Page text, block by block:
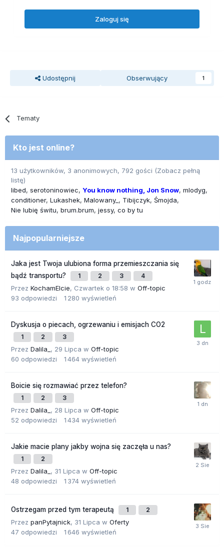
Zaloguj się
Udostępnij Obserwujący 1
Tematy
Kto jest online?
13 użytkowników, 3 anonimowych, 792 gości (Zobacz pełną
listę)
libed serotoninowiec You know nothing, Jon Snow mlodyg
conditioner Lukashek Malowany_ Tibijczyk Śmojda
Nie lubię świtu brum.brum jessy co by tu
Najpopularniejsze
Jaka jest Twoja ulubiona forma przemieszczania się
bądź transportu?
1 2 3 4
Przez KochamElcie, Czwartek o 18:58 w Off-topic
93 odpowiedzi 1 280 wyświetleń
Dyskusja o piecach, ogrzewaniu i emisjach CO2
1 2 3
Przez Dalila_ , 29 Lipca w Off-topic
60 odpowiedzi 1 464 wyświetleń
Boicie się rozmawiać przez telefon?
1 2 3
Przez Dalila_ , 28 Lipca w Off-topic
52 odpowiedzi 1 434 wyświetleń
Jakie macie plany jakby wojna się zaczęła u nas?
1 2
Przez Dalila_ , 31 Lipca w Off-topic
48 odpowiedzi 1 374 wyświetleń
Ostrzegam przed tym terapeutą 1 2
Przez panPytajnick, 31 Lipca w Oferty
47 odpowiedzi 1 646 wyświetleń